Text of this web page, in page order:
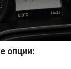
опции: